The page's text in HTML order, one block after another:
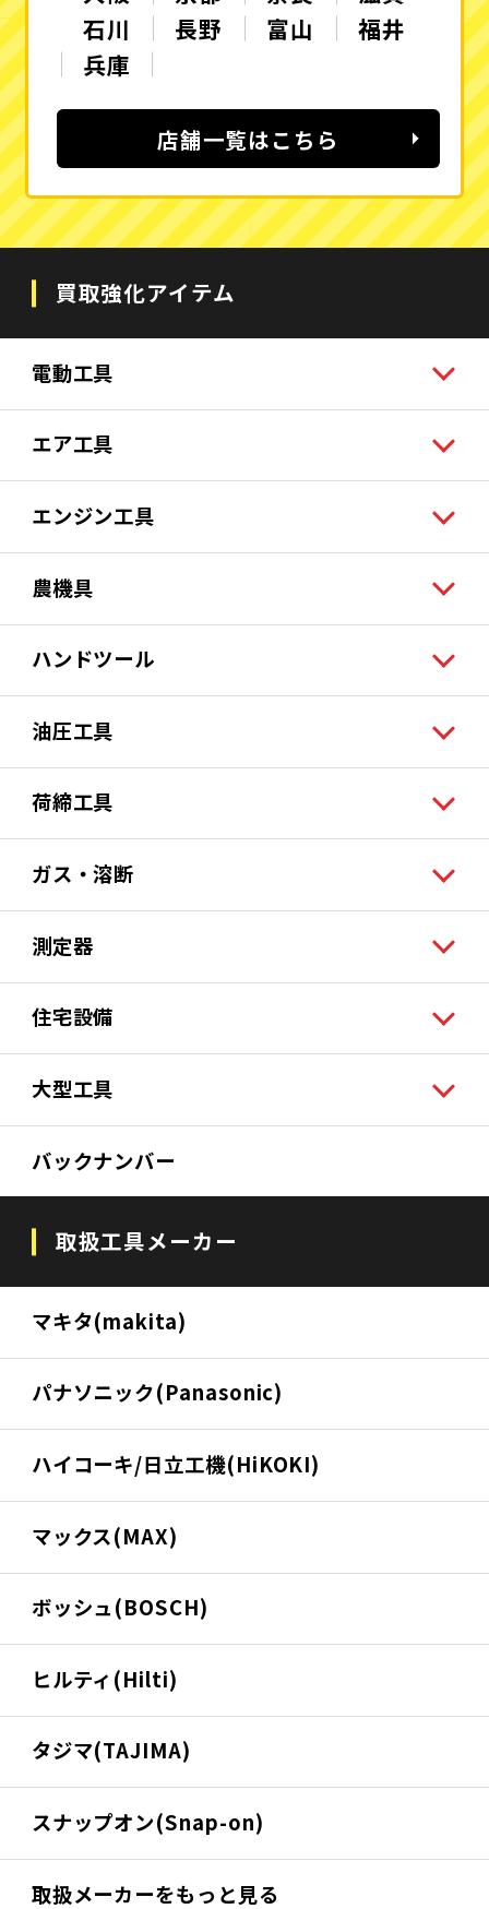
石川
長野 富山
福井
兵庫
店舗一覧はこちら
買取強化アイテム
電動工具
エア工具
エンジン工具
農機具
ハンドツール
油圧工具
荷締工具
ガス・溶断
測定器
住宅設備
大型工具
バックナンバー
取扱工具メーカー
マキタ(makita)
パナソニック(Panasonic)
ハイコーキ/日立工機(HiKOKI)
マックス(MAX)
ボッシュ(BOSCH)
ヒルティ(Hilti)
タジマ(TAJIMA)
スナップオン(Snap-on)
取扱メーカーをもっと見る